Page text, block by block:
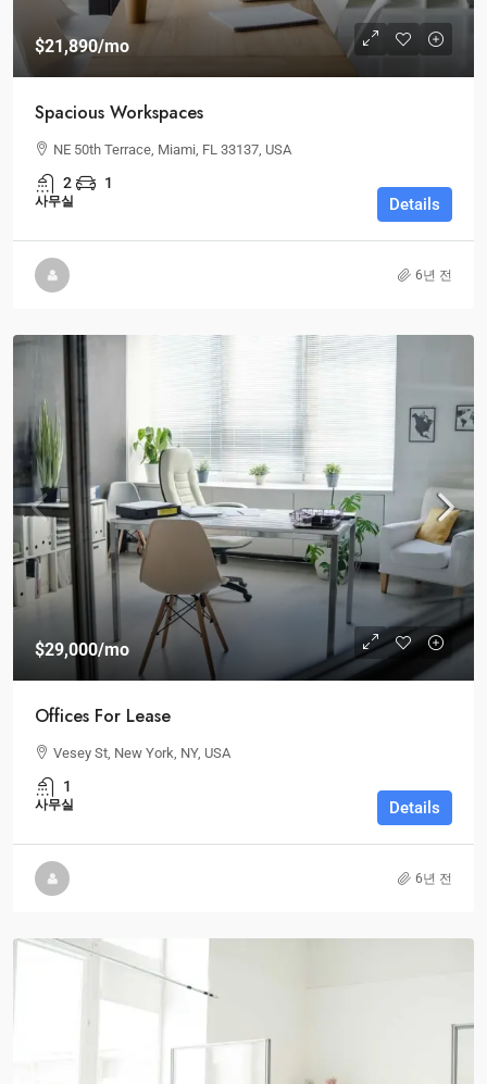
$21,890/mo
Spacious Workspaces
NE 50th Terrace, Miami, FL 33137, USA
2 1
사무실 Details
6년 전
$29,000/mo
Offices For Lease
Vesey St, New York, NY, USA
1
사무실 Details
6년 전